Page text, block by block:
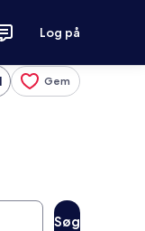
Log på
Gem
Søg